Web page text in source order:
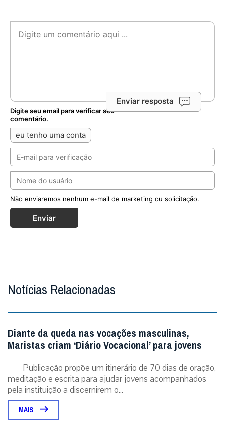
Enviar resposta
Digite seu email para verificar seu
comentário.
eu tenho uma conta
Não enviaremos nenhum e-mail de marketing ou solicitação.
Enviar
Notícias Relacionadas
Diante da queda nas vocações masculinas,
Maristas criam ‘Diário Vocacional’ para jovens
Publicação propõe um itinerário de 70 dias de oração,
meditação e escrita para ajudar jovens acompanhados
pela instituição a discernirem o...
MAIS